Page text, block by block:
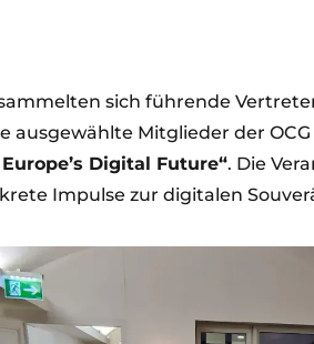
sich führende
ausgewählte Mitglieder der
Digital Future“. Die
Impulse zur digitalen